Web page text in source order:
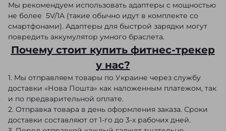
Мы рекомендуем использовать адаптеры с мощностью
не более 5V/1A (такие обычно идут в комплекте со
смартфонами). Адаптеры для быстрой зарядки могут
повредить аккумулятор умного браслета.
Почему стоит купить фитнес-трекер
у нас?
1. Мы отправляем товары по Украине через службу
доставки «Нова Пошта» как наложенным платежом, так
и по предварительной оплате.
2. Отправка товара в день оформления заказа. Сроки
доставки составляют от 1-го до 3-х рабочих дней.